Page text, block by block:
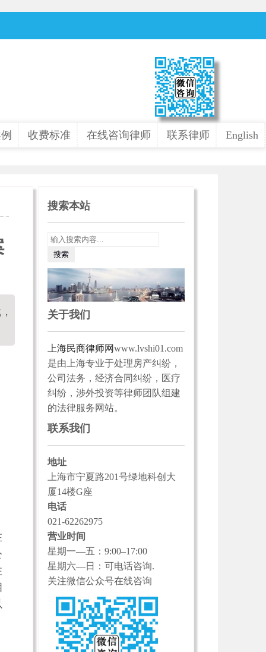
收费标准 在线咨询律师 联系律师 English
搜索本站
关于我们
上海民商律师网www.lvshi01.com
是由上海专业于处理房产纠纷，
公司法务，经济合同纠纷，医疗
纠纷，涉外投资等律师团队组建
的法律服务网站。
联系我们
地址
上海市宁夏路201号绿地科创大
厦14楼G座
电话
021-62262975
营业时间
星期一—五：9:00–17:00
星期六—日：可电话咨询.
关注微信公众号在线咨询